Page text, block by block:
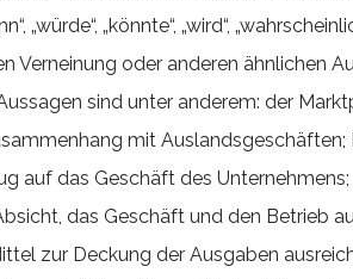
„könnte“, „wird“,
Verneinung oder anderen
sind unter anderem: der
mit
auf das Geschäft des
das Geschäft und den Betrieb
zur Deckung der Ausgaben